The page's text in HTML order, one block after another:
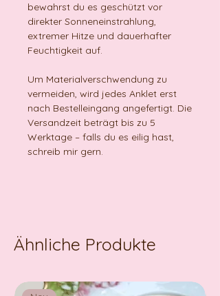
bewahrst du es geschützt vor
direkter Sonneneinstrahlung,
extremer Hitze und dauerhafter
Feuchtigkeit auf.
Um Materialverschwendung zu
vermeiden, wird jedes Anklet erst
nach Bestelleingang angefertigt. Die
Versandzeit beträgt bis zu 5
Werktage – falls du es eilig hast,
schreib mir gern.
Ähnliche Produkte